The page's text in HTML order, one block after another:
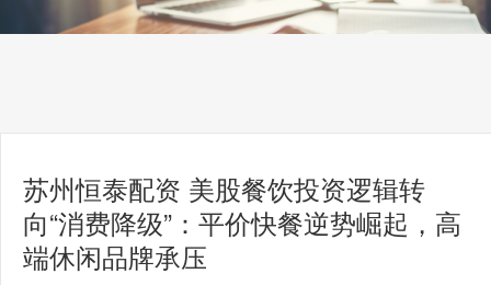
苏州恒泰配资 美股餐饮投资逻辑转
向“消费降级”：平价快餐逆势崛起，高
端休闲品牌承压